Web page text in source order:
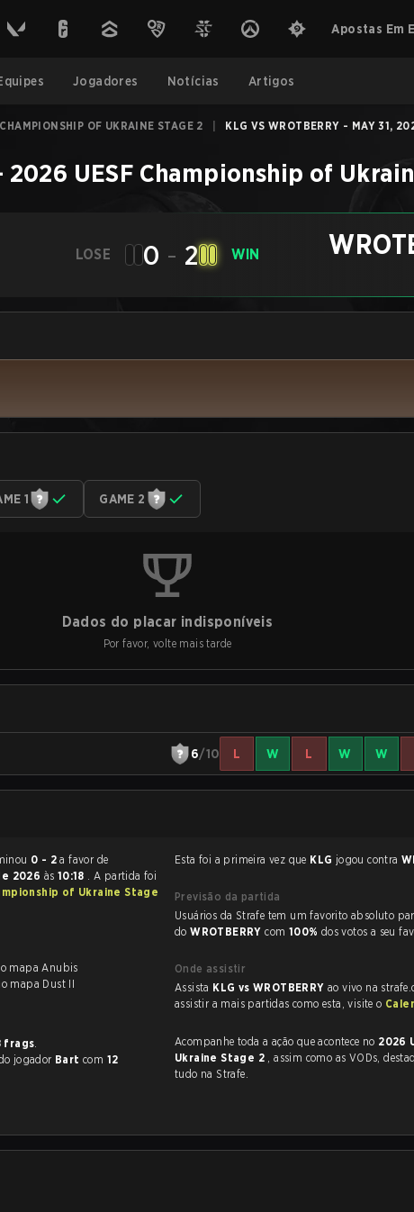
Apostas Em
Jogadores Notícias Artigos
OF UKRAINE STAGE 2 KLG VS WROTBERRY - MAY 31,
2026 UESF Championship of
LOSE 0 - 2 WIN
1 GAME 2
Dados do placar indisponíveis
Por favor, volte mais tarde
6/10 L W L W W
terminou 0 - 2 a favor de
2026 às 10:18 . A partida foi
of Ukraine Stage
mapa Anubis
mapa Dust II
frags.
jogador Bart com 12
Esta foi a primeira vez que KLG jogou contra
Previsão da partida
Usuários da Strafe tem um favorito absoluto para a partida, e preveem a vitória
doWROTBERRYcom 100% dos votos a seu
Onde assistir
Assista KLG vs WROTBERRY ao vivo na
assistir a mais partidas como esta, visite o
Acompanhe toda a ação que acontece no 2026
Ukraine Stage 2 , assim como as VODs, destaques e transmissões ao vivo,
tudo na Strafe.